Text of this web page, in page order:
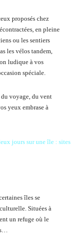
proposés chez
en pleine
ou les sentiers
les vélos tandem,
ludique à vos
spéciale.
voyage, du vent
yeux embrase à
îles se
Situées à
un refuge où le